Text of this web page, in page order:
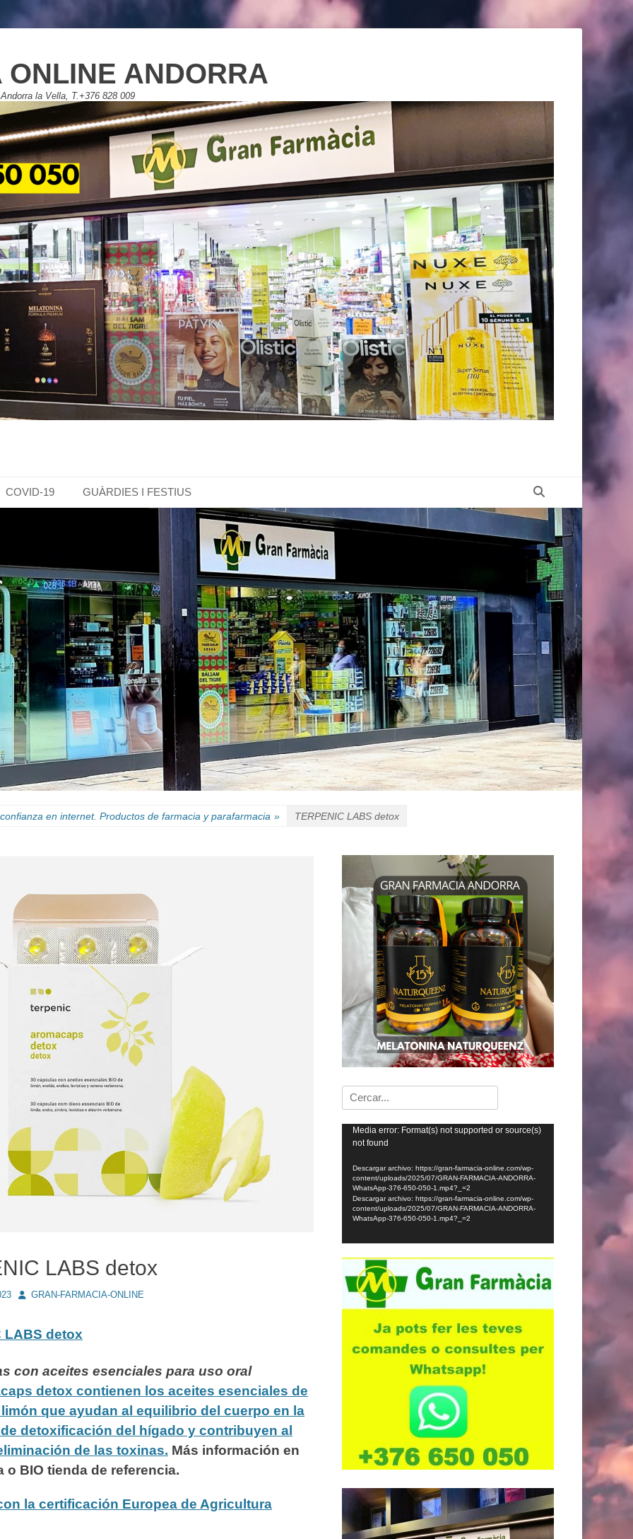
ANDORRA
la Vella, T.+376 828 009
COVID-19 GUÀRDIES I FESTIUS
en internet. Productos de farmacia y parafarmacia » TERPENIC LABS detox
LABS detox
AutorGRAN-FARMACIA-ONLINE
LABS detox
con aceites esenciales para uso oral
detox contienen los aceites esenciales de
que ayudan al equilibrio del cuerpo en la
detoxificación del hígado y contribuyen al
de las toxinas. Más información en
o BIO tienda de referencia.
la certificación Europea de Agricultura
Buscar:
Reproductor
Media error: Format(s) not supported or source(s)
not found
Descargar archivo: https://gran-farmacia-online.com/wp-
content/uploads/2025/07/GRAN-FARMACIA-ANDORRA-
WhatsApp-376-650-050-1.mp4?_=2
Descargar archivo: https://gran-farmacia-online.com/wp-
content/uploads/2025/07/GRAN-FARMACIA-ANDORRA-
WhatsApp-376-650-050-1.mp4?_=2